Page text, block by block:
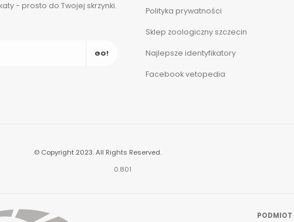
- prosto do Twojej skrzynki.
GO!
Polityka prywatności
Sklep zoologiczny szczecin
Najlepsze identyfikatory
Facebook vetopedia
© Copyright 2023. All Rights Reserved.
0.801
PODMIOT